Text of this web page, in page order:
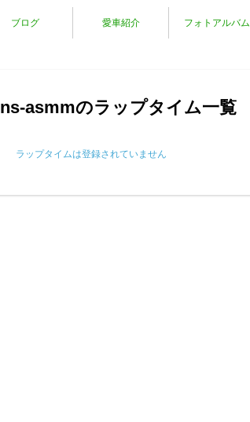
ブログ 愛車紹介 フォトアルバム
ns-asmmのラップタイム一覧
ラップタイムは登録されていません